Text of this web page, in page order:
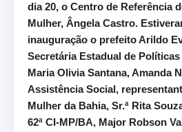
dia 20, o Centro de Referência
Mulher, Ângela Castro.
inauguração o prefeito Arildo
Secretária Estadual de Políticas
Maria Olivia Santana, Amanda
Assistência Social,
Mulher da Bahia, Sr.ª Rita
62ª CI-MP/BA, Major Robson